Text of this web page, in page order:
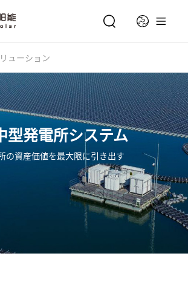
ューション
型発電所システム
の資産価値を最大限に引き出す